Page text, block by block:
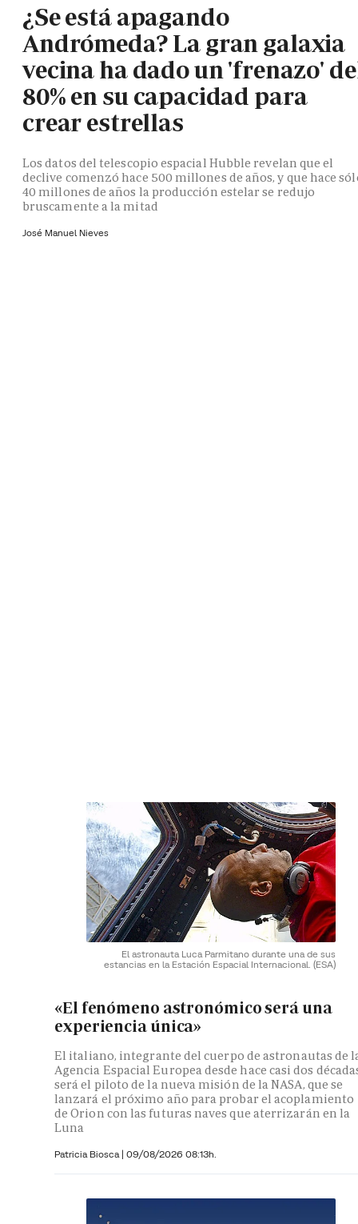
¿Se está apagando
Andrómeda? La gran galaxia
vecina ha dado un 'frenazo'
80% en su capacidad para
crear estrellas
Los datos del telescopio espacial Hubble revelan que el
declive comenzó hace 500 millones de años, y que hace
40 millones de años la producción estelar se redujo
bruscamente a la mitad
José Manuel Nieves
El astronauta Luca Parmitano durante una de sus
estancias en la Estación Espacial Internacional. (ESA)
«El fenómeno astronómico será una
experiencia única»
El italiano, integrante del cuerpo de astronautas de
Agencia Espacial Europea desde hace casi dos
será el piloto de la nueva misión de la NASA, que se
lanzará el próximo año para probar el acoplamiento
de Orion con las futuras naves que aterrizarán en la
Luna
Patricia Biosca | 09/08/2026 08:13h.